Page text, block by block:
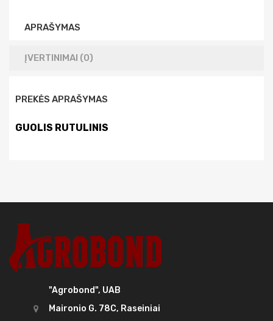
APRAŠYMAS
ĮVERTINIMAI (0)
PREKĖS APRAŠYMAS
GUOLIS RUTULINIS
"Agrobond", UAB
Maironio G. 78C, Raseiniai